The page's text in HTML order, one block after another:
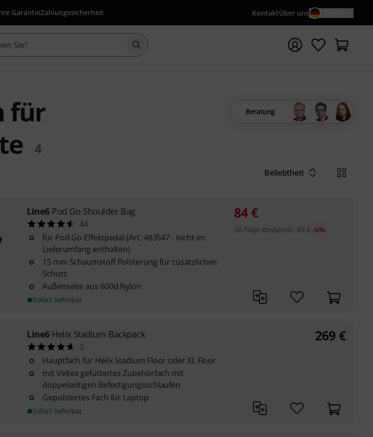
GarantieZahlungssicherheit KontaktÜber uns
Suche mit Suchwort {searchTerm} starten
für
4
Beratung
Beliebtheit
Line6 Pod Go Shoulder Bag
44
für Pod Go Effektpedal (Art. 483547 - nicht im
Lieferumfang enthalten)
15 mm Schaumstoff Polsterung für zusätzlichen
Schutz
Außenseite aus 600d Nylon
Sofort lieferbar
84 €
30-Tage-Bestpreis: 89 € -6%
Line6 Helix Stadium Backpack
3
Hauptfach für Helix Stadium Floor oder XL Floor
mit Veltex gefüttertes Zubehörfach mit
doppelseitigen Befestigungsschlaufen
Gepolstertes Fach für Laptop
Sofort lieferbar
269 €